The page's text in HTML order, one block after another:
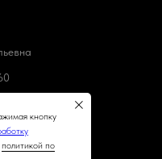
кнопку
политикой по